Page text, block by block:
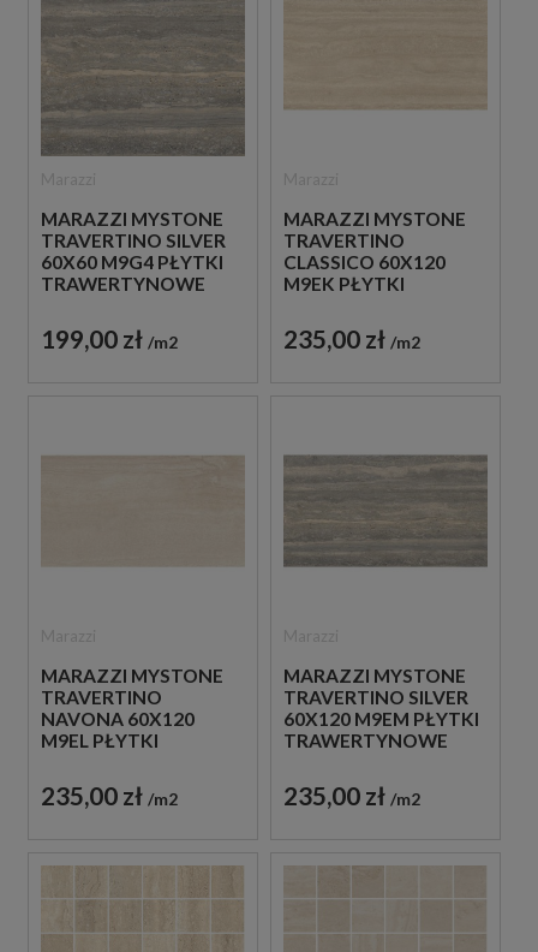
MARAZZI MYSTONE
TRAVERTINO SILVER
60X60 M9G4 PŁYTKI
TRAWERTYNOWE
199,00 zł m2
MARAZZI MYSTONE
TRAVERTINO
CLASSICO 60X120
M9EK PŁYTKI
235,00 zł m2
MARAZZI MYSTONE
TRAVERTINO
NAVONA 60X120
M9EL PŁYTKI
235,00 zł m2
MARAZZI MYSTONE
TRAVERTINO SILVER
60X120 M9EM PŁYTKI
TRAWERTYNOWE
235,00 zł m2